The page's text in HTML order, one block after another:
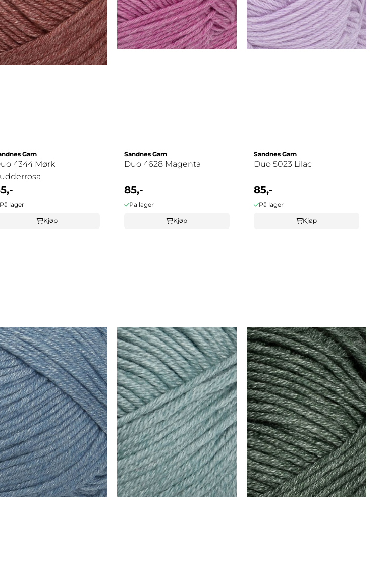
Garn
4344 Mørk
lager
Kjøp
Sandnes Garn
Duo 4628 Magenta
85,-
På lager
Kjøp
Sandnes Garn
Duo 5023 Lilac
85,-
På lager
Kjøp